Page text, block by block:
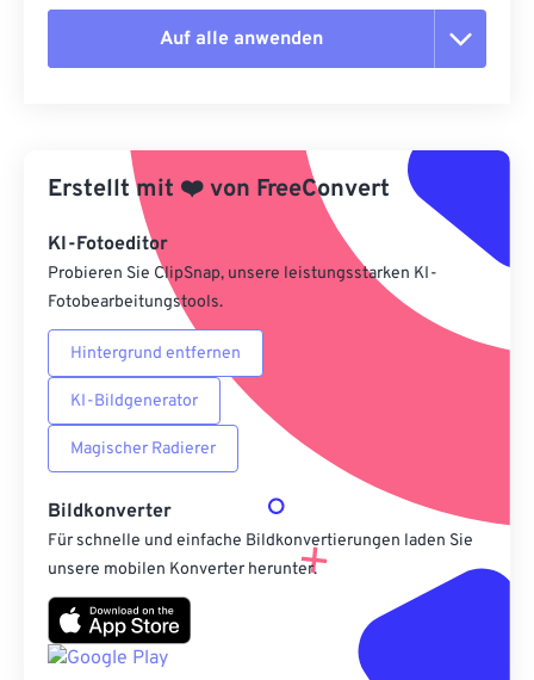
Auf alle anwenden
Aus Vorgabe anwenden
Als Vorgabe speichern
Erstellt mit ❤️von FreeConvert
KI-Fotoeditor
Probieren Sie ClipSnap, unsere leistungsstarken KI-
Fotobearbeitungstools.
Hintergrund entfernen
KI-Bildgenerator
Magischer Radierer
Bildkonverter
Für schnelle und einfache Bildkonvertierungen laden Sie
unsere mobilen Konverter herunter.